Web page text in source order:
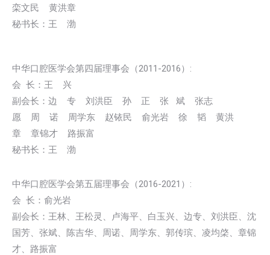
栾文民 黄洪章
秘书长：王 渤
中华口腔医学会第四届理事会（2011-2016）:
会 长：王 兴
副会长：边 专 刘洪臣 孙 正 张 斌 张志
愿 周 诺 周学东 赵铱民 俞光岩 徐 韬 黄洪
章 章锦才 路振富
秘书长：王 渤
中华口腔医学会第五届理事会（2016-2021）:
会 长：俞光岩
副会长：王林、王松灵、卢海平、白玉兴、边专、刘洪臣、沈
国芳、张斌、陈吉华、周诺、周学东、郭传瑸、凌均棨、章锦
才、路振富